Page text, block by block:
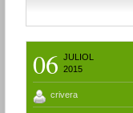
06 JULIOL
2015
crivera